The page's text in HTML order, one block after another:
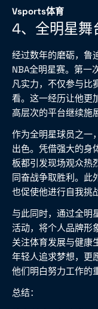
Vsports体育
4、全明星舞
经过数年的磨砺，鲁
NBA全明星赛。第一
凡实力，不仅参与比
看。这一经历让他更
高层次的平台继续施
作为全明星球员之一
出色。凭借强大的身
板都引发现场观众热
同奋战争取胜利。此
也促使他进行自我挑
与此同时，通过全明
活动，将个人品牌形
关注体育发展与健康
年轻人追求梦想，更
他们明白努力工作的
总结：